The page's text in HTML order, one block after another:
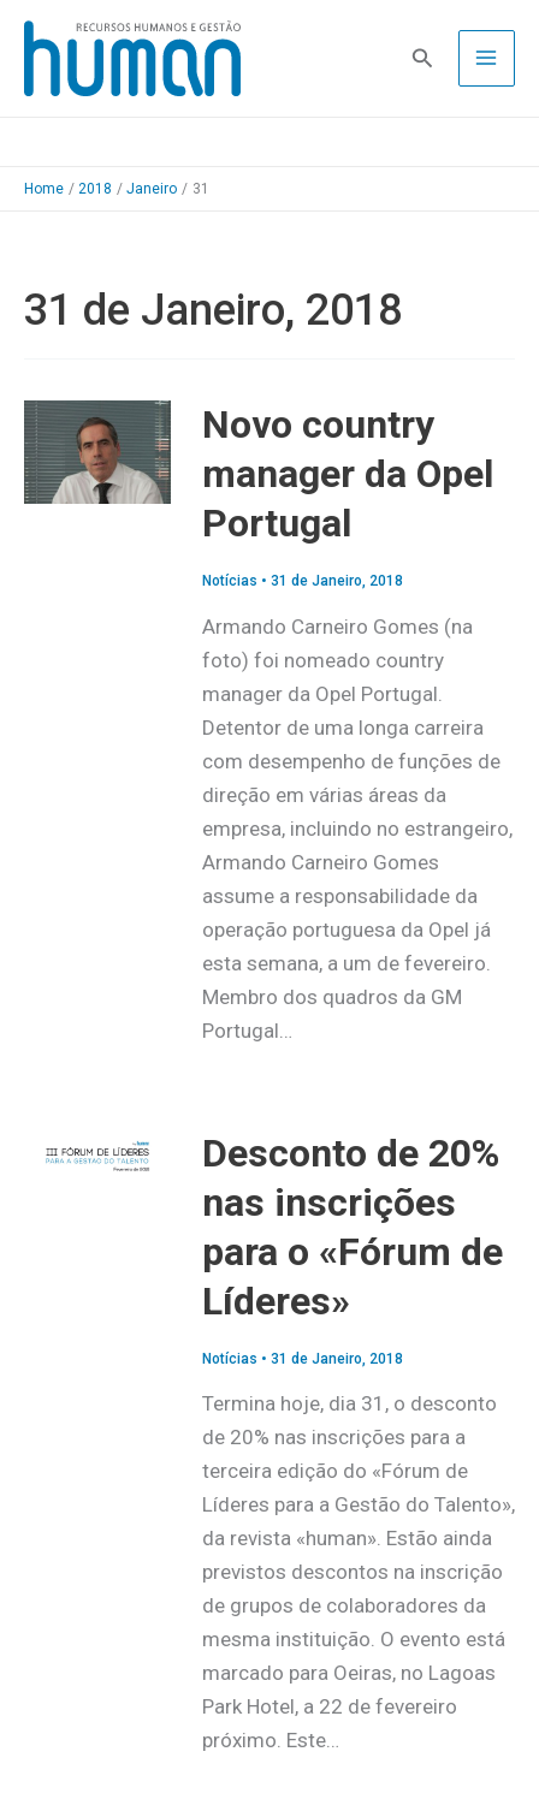
Skip
content
Pesquisa
Home 2018 Janeiro 31
31 de Janeiro, 2018
Novo country
manager da Opel
Portugal
Notícias • 31 de Janeiro, 2018
Armando Carneiro Gomes (na
foto) foi nomeado country
manager da Opel Portugal.
Detentor de uma longa carreira
com desempenho de funções de
direção em várias áreas da
empresa, incluindo no estrangeiro,
Armando Carneiro Gomes
assume a responsabilidade da
operação portuguesa da Opel já
esta semana, a um de fevereiro.
Membro dos quadros da GM
Portugal…
Desconto de 20%
nas inscrições
para o «Fórum de
Líderes»
Notícias • 31 de Janeiro, 2018
Termina hoje, dia 31, o desconto
de 20% nas inscrições para a
terceira edição do «Fórum de
Líderes para a Gestão do Talento»,
da revista «human». Estão ainda
previstos descontos na inscrição
de grupos de colaboradores da
mesma instituição. O evento está
marcado para Oeiras, no Lagoas
Park Hotel, a 22 de fevereiro
próximo. Este…